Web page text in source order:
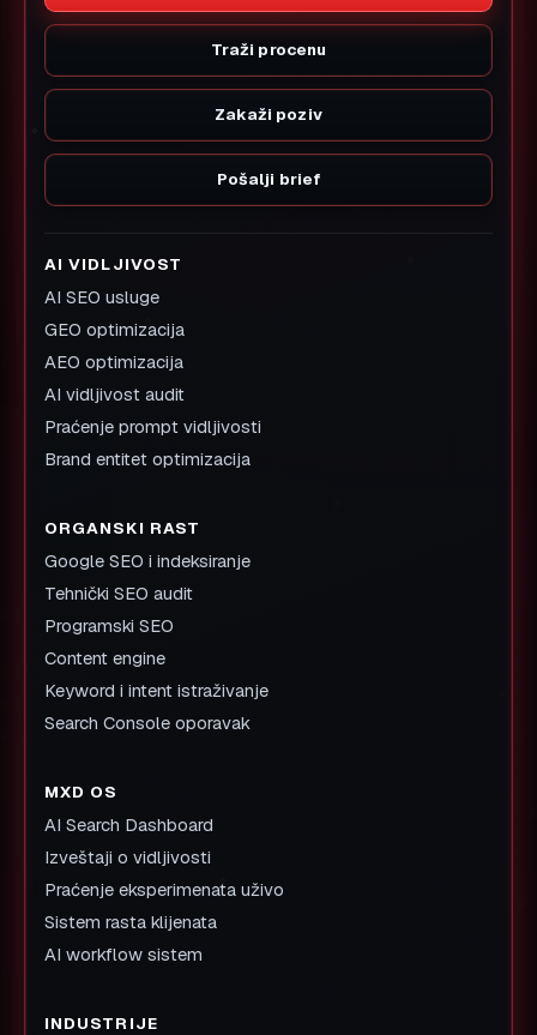
Traži procenu
Zakaži poziv
Pošalji brief
AI VIDLJIVOST
AI SEO usluge
GEO optimizacija
AEO optimizacija
AI vidljivost audit
Praćenje prompt vidljivosti
Brand entitet optimizacija
ORGANSKI RAST
Google SEO i indeksiranje
Tehnički SEO audit
Programski SEO
Content engine
Keyword i intent istraživanje
Search Console oporavak
MXD OS
AI Search Dashboard
Izveštaji o vidljivosti
Praćenje eksperimenata uživo
Sistem rasta klijenata
AI workflow sistem
INDUSTRIJE